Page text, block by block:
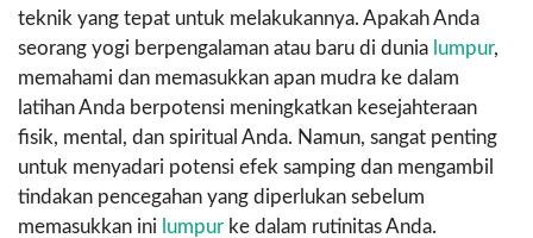
teknik yang tepat untuk melakukannya. Apakah Anda
seorang yogi berpengalaman atau baru di dunia lumpur,
memahami dan memasukkan apan mudra ke dalam
latihan Anda berpotensi meningkatkan kesejahteraan
fisik, mental, dan spiritual Anda. Namun, sangat penting
untuk menyadari potensi efek samping dan mengambil
tindakan pencegahan yang diperlukan sebelum
memasukkan ini lumpur ke dalam rutinitas Anda.